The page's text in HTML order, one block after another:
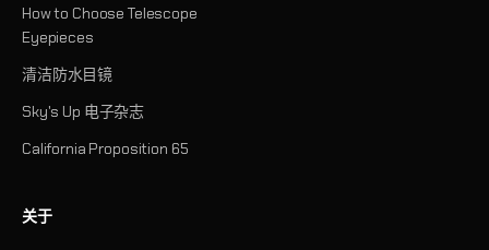
How to Choose Telescope
Eyepieces
清洁防水目镜
Sky's Up 电子杂志
California Proposition 65
关于